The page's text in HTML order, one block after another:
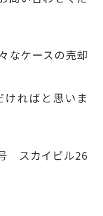
なケースの売却
ればと思いま
スカイビル26